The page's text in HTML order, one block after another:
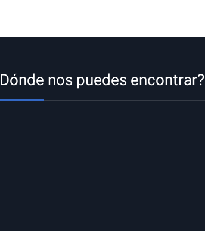
Dónde nos puedes encontrar?